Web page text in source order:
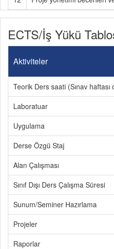
ECTS/İş Yükü
Aktiviteler
Teorik Ders saati (Sınav
Laboratuar
Uygulama
Derse Özgü Staj
Alan Çalışması
Sınıf Dışı Ders Çalışma Süresi
Sunum/Seminer Hazırlama
Projeler
Raporlar